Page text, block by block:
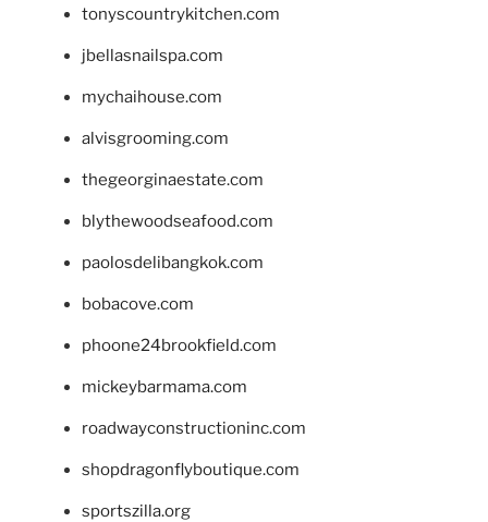
tonyscountrykitchen.com
jbellasnailspa.com
mychaihouse.com
alvisgrooming.com
thegeorginaestate.com
blythewoodseafood.com
paolosdelibangkok.com
bobacove.com
phoone24brookfield.com
mickeybarmama.com
roadwayconstructioninc.com
shopdragonflyboutique.com
sportszilla.org